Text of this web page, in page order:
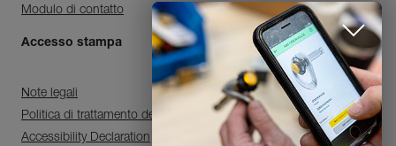
Modulo di contatto
Accesso stampa
Note legali
Politica di trattamento dei dati personali e di gestione dei cookie
Accessibility Declaration